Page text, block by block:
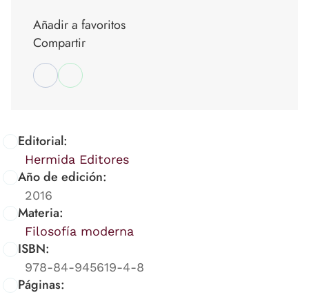
Editorial:
Hermida Editores
Año de edición:
2016
Materia:
Filosofía moderna
ISBN:
978-84-945619-4-8
Páginas:
Añadir a favoritos
Compartir